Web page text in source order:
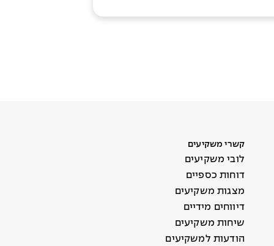
קשרי משקיעים
לובי משקיעים
דוחות כספיים
מצגות משקיעים
דיווחים מידיים
שיחות משקיעים
הודעות למשקיעים